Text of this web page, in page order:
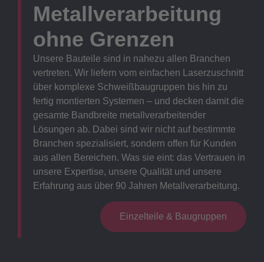
Metallverarbeitung
ohne Grenzen
Unsere Bauteile sind in nahezu allen Branchen
vertreten. Wir liefern vom einfachen Laserzuschnitt
über komplexe Schweißbaugruppen bis hin zu
fertig montierten Systemen – und decken damit die
gesamte Bandbreite metallverarbeitender
Lösungen ab. Dabei sind wir nicht auf bestimmte
Branchen spezialisiert, sondern offen für Kunden
aus allen Bereichen. Was sie eint: das Vertrauen in
unsere Expertise, unsere Qualität und unsere
Erfahrung aus über 90 Jahren Metallverarbeitung.
Einzelteile & Baugruppen